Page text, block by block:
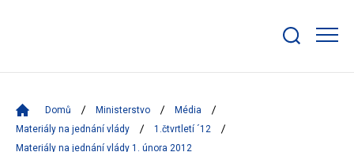
bar
Domů Ministerstvo
Média
Materiály na jednání vlády
1.čtvrtletí ´12
Materiály na jednání vlády 1. února 2012